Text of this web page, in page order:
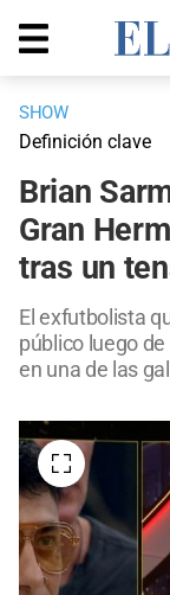
SHOW
Definición clave
Brian
Gran
tras un
El exfutbolista
público luego
en una de las